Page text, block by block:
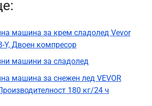
машина за крем сладолед Vevor
Y, Двоен компресор
машини за сладолед
машина за снежен лед VEVOR
180 кг/24 ч